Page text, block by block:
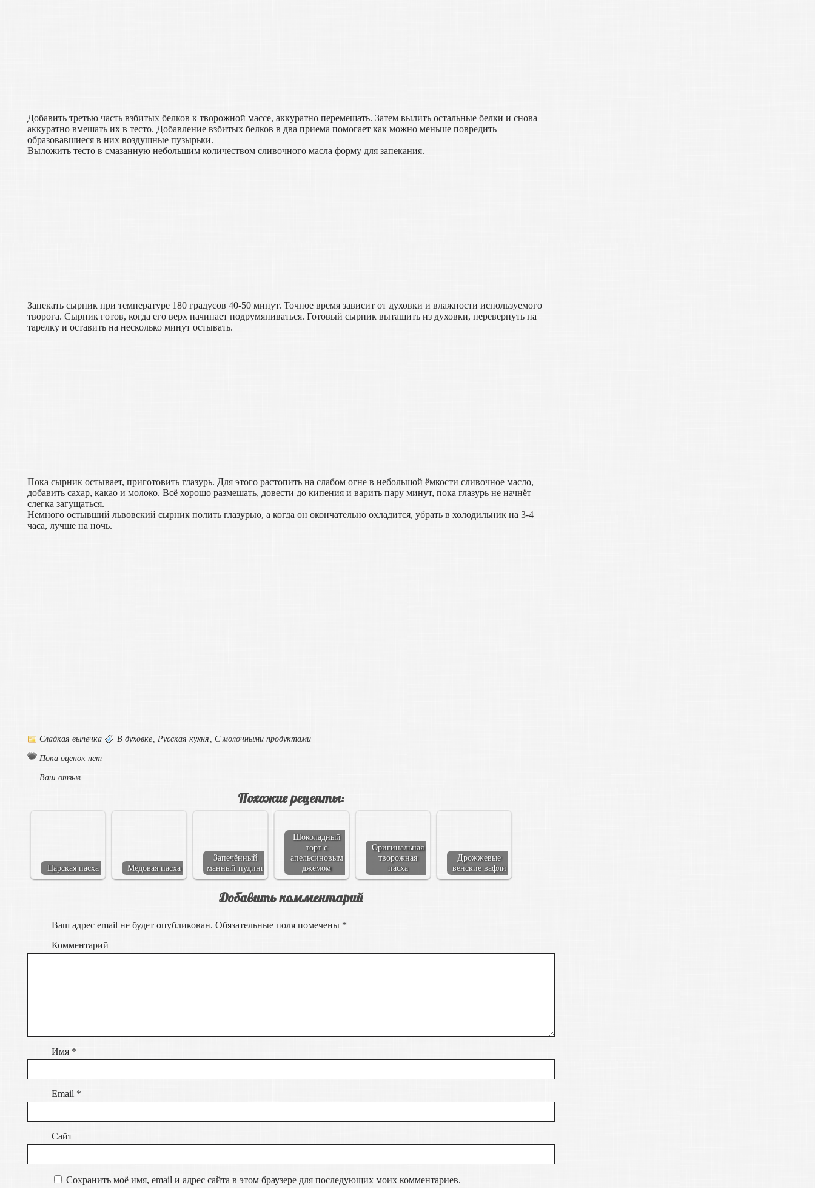
Добавить третью часть взбитых белков к творожной массе, аккуратно перемешать. Затем вылить остальные белки и снова
аккуратно вмешать их в тесто. Добавление взбитых белков в два приема помогает как можно меньше повредить
образовавшиеся в них воздушные пузырьки.
Выложить тесто в смазанную небольшим количеством сливочного масла форму для запекания.
Запекать сырник при температуре 180 градусов 40-50 минут. Точное время зависит от духовки и влажности используемого
творога. Сырник готов, когда его верх начинает подрумяниваться. Готовый сырник вытащить из духовки, перевернуть на
тарелку и оставить на несколько минут остывать.
Пока сырник остывает, приготовить глазурь. Для этого растопить на слабом огне в небольшой ёмкости сливочное масло,
добавить сахар, какао и молоко. Всё хорошо размешать, довести до кипения и варить пару минут, пока глазурь не начнёт
слегка загущаться.
Немного остывший львовский сырник полить глазурью, а когда он окончательно охладится, убрать в холодильник на 3-4
часа, лучше на ночь.
Сладкая выпечка В духовке,Русская кухня ,С молочными продуктами
Пока оценок нет
Ваш отзыв
Похожие рецепты:
Царская пасха Медовая пасха
Запечённый
манный пудинг
Шоколадный
торт с
апельсиновым
джемом
Оригинальная
творожная
пасха
Дрожжевые
венские вафли
Добавить комментарий
Ваш адрес email не будет опубликован. Обязательные поля помечены *
Комментарий
Имя *
Email *
Сайт
Сохранить моё имя, email и адрес сайта в этом браузере для последующих моих комментариев.